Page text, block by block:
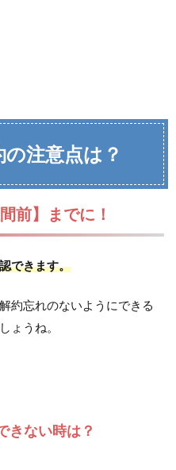
の注意点は？
前】までに！
できます。
約忘れのないようにできる
ょうね。
きない時は？